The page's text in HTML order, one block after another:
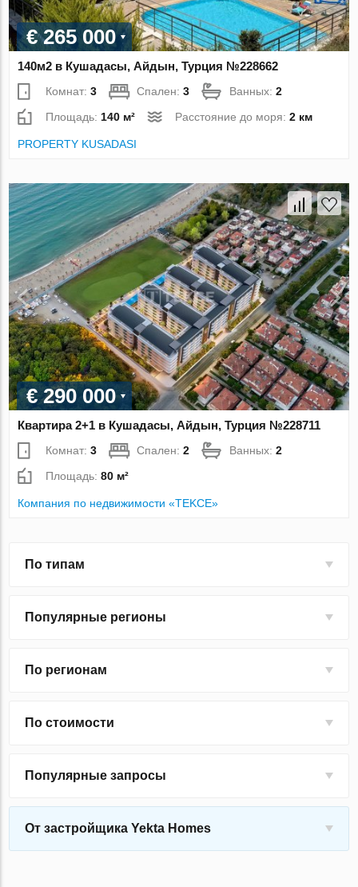
€ 265 000
140м2 в Кушадасы, Айдын, Турция №228662
Комнат:3 Спален:3 Ванных:2
Площадь:140 м² Расстояние до моря:2 км
PROPERTY KUSADASI
€ 290 000
Квартира 2+1 в Кушадасы, Айдын, Турция №228711
Комнат:3 Спален:2 Ванных:2
Площадь:80 м²
Компания по недвижимости «TEKCE»
По типам
Популярные регионы
По регионам
По стоимости
Популярные запросы
От застройщика Yekta Homes